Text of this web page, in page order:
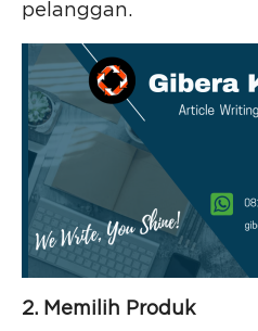
pelanggan.
2. Memilih Produk